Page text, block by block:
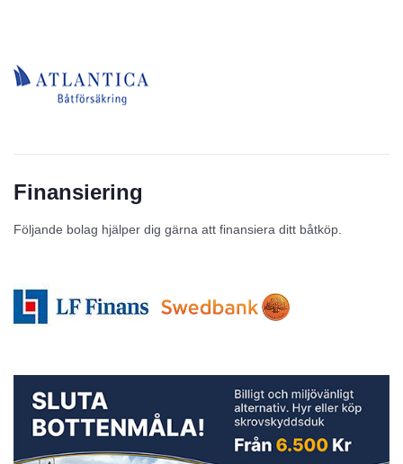
Finansiering
Följande bolag hjälper dig gärna att finansiera ditt båtköp.